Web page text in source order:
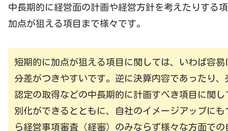
中長期的に経営面の計画や経営方針を考えたりする
加点が狙える項目まで様々です。
短期的に加点が狙える項目に関しては、いわば容易
分差がつきやすいです。逆に決算内容であったり、
認定の取得などの中長期的に計画すべき項目に関し
別化ができるとともに、自社のイメージアップにも
ら経営事項審査（経審）のみならず様々な方面で